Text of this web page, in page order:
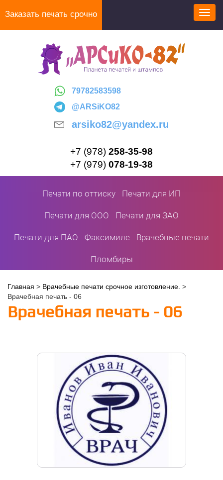
Заказать печать срочно
79782583598
@ARSiKO82
arsiko82@yandex.ru
+7 (978) 258-35-98
+7 (979) 078-19-38
Печати по оттиску Печати для ИП
Печати для ООО Печати для ЗАО
Печати для ПАО Факсимиле Врачебные печати
Пломбиры
Вы
здесь
Главная > Врачебные печати срочное изготовление. >
Врачебная печать - 06
Врачебная печать - 06